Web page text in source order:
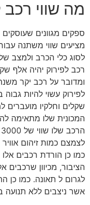
מה שווי רכב
ספקים מגוונים
מציעים שווי משתנה
לסוג כלי הכרב ולמצב
רכב לפירוק יהיה אלף
שקלים וחלקיו
המכונית שלו מתאימה
לצמצם כמות זיהום
כמו כן הורדת רכבים
הציבור, מכיוון שרכבים
לגרום ל תאונה. כמו כן
אשר ניצבים ללא תנועה